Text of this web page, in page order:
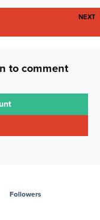
NEXT
to comment
Followers